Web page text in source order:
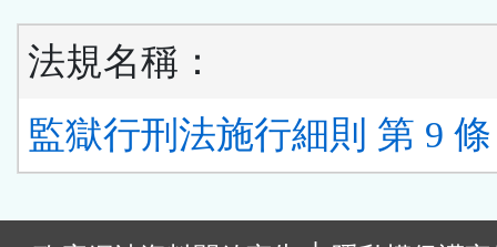
法規名稱：
監獄行刑法施行細則 第 9 條